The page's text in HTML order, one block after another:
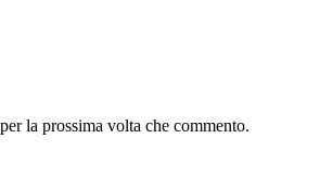
la prossima volta che commento.